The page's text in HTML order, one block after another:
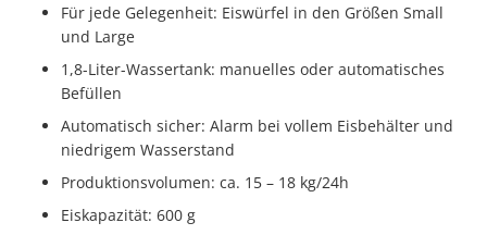
Für jede Gelegenheit: Eiswürfel in den Größen Small
und Large
1,8-Liter-Wassertank: manuelles oder automatisches
Befüllen
Automatisch sicher: Alarm bei vollem Eisbehälter und
niedrigem Wasserstand
Produktionsvolumen: ca. 15 – 18 kg/24h
Eiskapazität: 600 g